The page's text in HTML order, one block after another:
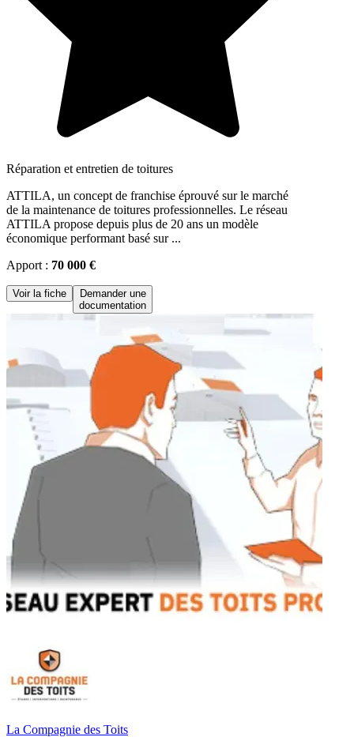
Réparation et entretien de toitures
ATTILA, un concept de franchise éprouvé sur le marché
de la maintenance de toitures professionnelles. Le réseau
ATTILA propose depuis plus de 20 ans un modèle
économique performant basé sur ...
Apport : 70 000 €
Voir la fiche
Demander une
documentation
La Compagnie des Toits